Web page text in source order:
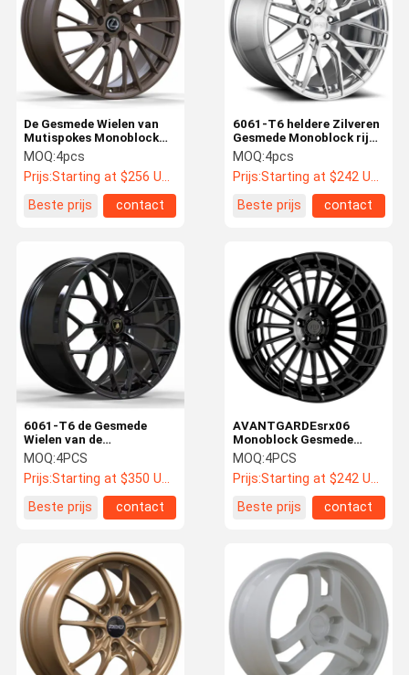
6061-T6 heldere Zilveren
Gesmede Monoblock rijdt
Concave Spokes
MOQ:4pcs
Prijs:Starting at $242 US Dollars ea
Beste prijs
contact
De Gesmede Wielen van
Mutispokes Monoblock
voor Lexus rc-F LC500
GS350 ES350
MOQ:4pcs
Prijs:Starting at $256 US Dollars ea
Beste prijs
contact
AVANTGARDEsrx06
Monoblock Gesmede
Wielen voor de Klasse van
Mercedes Benz Maybach
S
MOQ:4PCS
Prijs:Starting at $242 US Dollars ea
Beste prijs
contact
6061-T6 de Gesmede
Wielen van de
aluminiumlegering
Monoblock voor
Lamborghini Huracan
MOQ:4PCS
Prijs:Starting at $350 US Dollars ea
Beste prijs
contact